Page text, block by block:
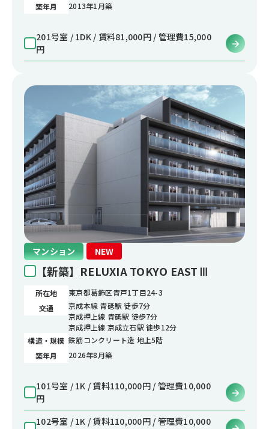
築年月
2013年1月築
201号室 / 1DK / 賃料81,000円 / 管理費15,000
円
マンション NEW
【新築】RELUXIA TOKYO EASTⅢ
所在地
東京都葛飾区青戸1丁目24-3
交通
京成本線 青砥駅 徒歩7分
京成押上線 青砥駅 徒歩7分
京成押上線 京成立石駅 徒歩12分
構造・規模 鉄筋コンクリート造 地上5階
築年月
2026年8月築
101号室 / 1K / 賃料110,000円 / 管理費10,000
円
102号室 / 1K / 賃料110,000円 / 管理費10,000